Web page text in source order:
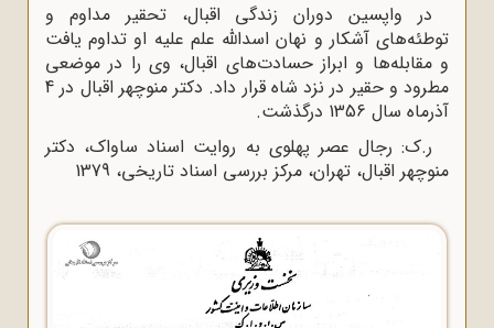
در واپسین دوران زندگى اقبال، تحقیر مداوم و
توطئه‌هاى آشکار و نهان اسدالله علم علیه او تداوم یافت
و مقابله‌ها و ابراز حسادت‌هاى اقبال، وى را در موضعى
مطرود و حقیر در نزد شاه قرار داد. دکتر منوچهر اقبال در 4
آذرماه سال 1356 درگذشت.
ر.ک: رجال عصر پهلوی به روایت اسناد ساواک، دکتر
منوچهر اقبال، تهران، مرکز بررسی اسناد تاریخی، 1379